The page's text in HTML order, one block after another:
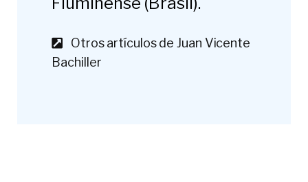
Otros artículos de Juan Vicente
Bachiller